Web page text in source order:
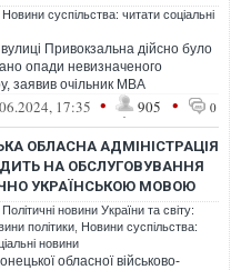
Новини суспільства: читати соціальні
Привокзальна дійсно було
опади невизначеного
заявив очільник МВА
17:35 • 905 • 0
ОБЛАСНА АДМІНІСТРАЦІЯ
НА ОБСЛУГОВУВАННЯ
УКРАЇНСЬКОЮ МОВОЮ
Політичні новини України та світу:
політики Новини суспільства:
новини
обласної військово-